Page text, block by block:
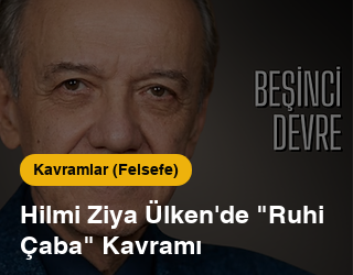
Hilmi Ziya Ülken'de "Ruhi
Çaba" Kavramı
Kavramlar (Felsefe)